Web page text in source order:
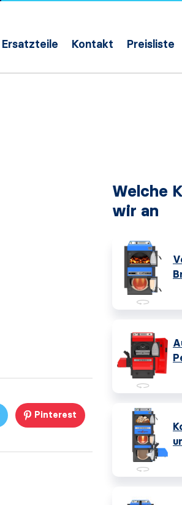
Ersatzteile Kontakt Preisliste
Pinterest
Welche
wir an